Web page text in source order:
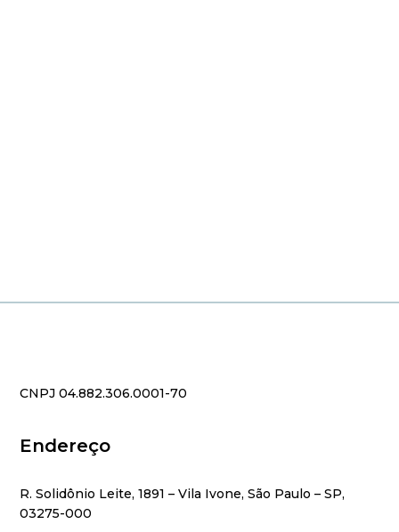
CNPJ 04.882.306.0001-70
Endereço
R. Solidônio Leite, 1891 – Vila Ivone, São Paulo – SP,
03275-000